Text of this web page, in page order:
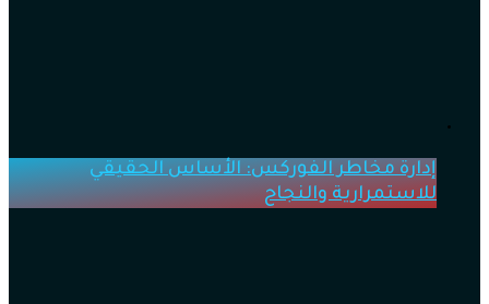
إدارة مخاطر الفوركس: الأساس الحقيقي
للاستمرارية والنجاح